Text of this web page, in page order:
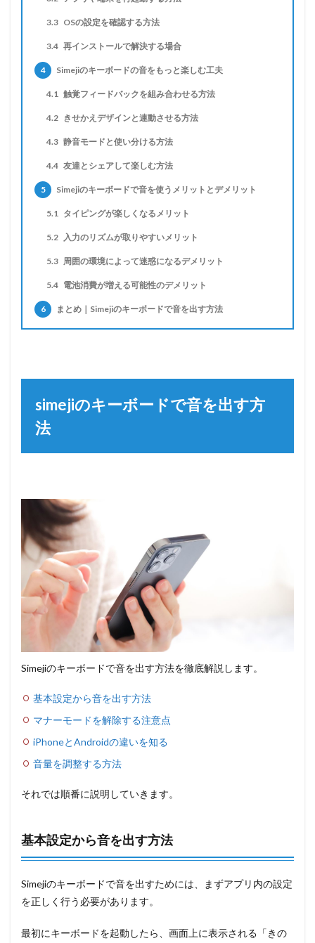
3.3 OSの設定を確認する方法
3.4 再インストールで解決する場合
4 Simejiのキーボードの音をもっと楽しむ工夫
4.1 触覚フィードバックを組み合わせる方法
4.2 きせかえデザインと連動させる方法
4.3 静音モードと使い分ける方法
4.4 友達とシェアして楽しむ方法
5 Simejiのキーボードで音を使うメリットとデメリット
5.1 タイピングが楽しくなるメリット
5.2 入力のリズムが取りやすいメリット
5.3 周囲の環境によって迷惑になるデメリット
5.4 電池消費が増える可能性のデメリット
6 まとめ｜Simejiのキーボードで音を出す方法
simejiのキーボードで音を出す方
法
Simejiのキーボードで音を出す方法を徹底解説します。
基本設定から音を出す方法
マナーモードを解除する注意点
iPhoneとAndroidの違いを知る
音量を調整する方法
それでは順番に説明していきます。
基本設定から音を出す方法
Simejiのキーボードで音を出すためには、まずアプリ内の設定
を正しく行う必要があります。
最初にキーボードを起動したら、画面上に表示される「きの